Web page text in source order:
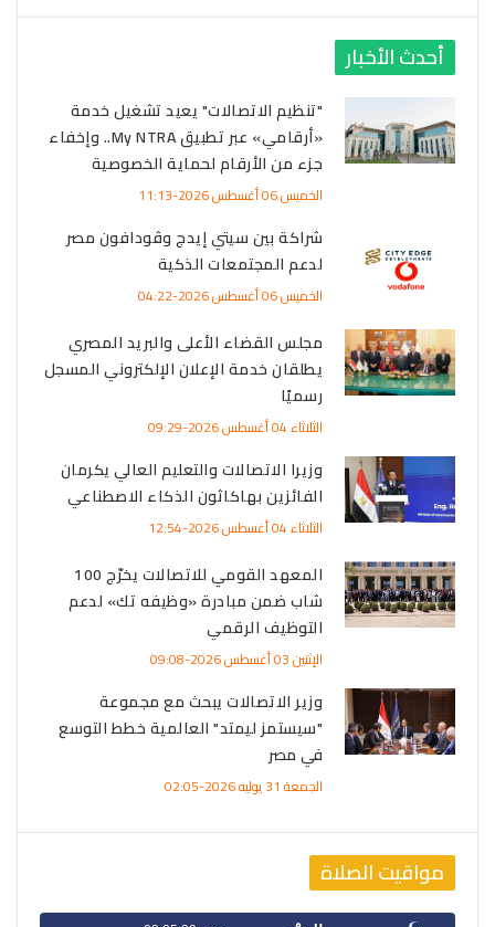
أحدث الأخبار
"تنظيم الاتصالات" يعيد تشغيل خدمة
«أرقامي» عبر تطبيق My NTRA.. وإخفاء
جزء من الأرقام لحماية الخصوصية
الخميس 06 أغسطس 2026-11:13
شراكة بين سيتي إيدج وڤودافون مصر
لدعم المجتمعات الذكية
الخميس 06 أغسطس 2026-04:22
مجلس القضاء الأعلى والبريد المصري
يطلقان خدمة الإعلان الإلكتروني المسجل
رسميًا
الثلاثاء 04 أغسطس 2026-09:29
وزيرا الاتصالات والتعليم العالي يكرمان
الفائزين بهاكاثون الذكاء الاصطناعي
الثلاثاء 04 أغسطس 2026-12:54
المعهد القومي للاتصالات يخرّج 100
شاب ضمن مبادرة «وظيفه تك» لدعم
التوظيف الرقمي
الإثنين 03 أغسطس 2026-09:08
وزير الاتصالات يبحث مع مجموعة
"سيستمز ليمتد" العالمية خطط التوسع
في مصر
الجمعة 31 يوليه 2026-02:05
مواقيت الصلاة